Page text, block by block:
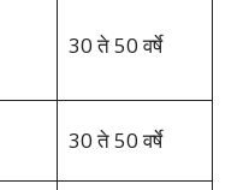
30 ते 50 वर्षे
30 ते 50 वर्षे